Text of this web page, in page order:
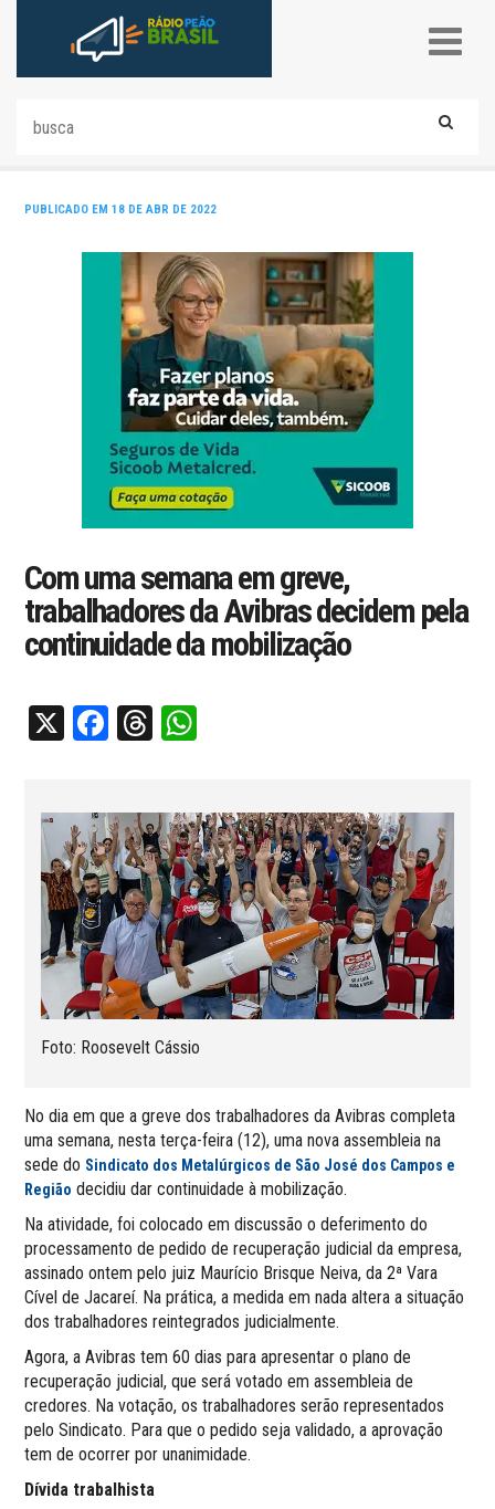
PUBLICADO EM 18 DE ABR DE 2022
Com uma semana em greve,
trabalhadores da Avibras decidem pela
continuidade da mobilização
X Facebook
Threads
Foto: Roosevelt Cássio
No dia em que a greve dos trabalhadores da Avibras completa
uma semana, nesta terça-feira (12), uma nova assembleia na
sede do Sindicato dos Metalúrgicos de São José dos Campos e
Região decidiu dar continuidade à mobilização.
Na atividade, foi colocado em discussão o deferimento do
processamento de pedido de recuperação judicial da empresa,
assinado ontem pelo juiz Maurício Brisque Neiva, da 2ª Vara
Cível de Jacareí. Na prática, a medida em nada altera a situação
dos trabalhadores reintegrados judicialmente.
Agora, a Avibras tem 60 dias para apresentar o plano de
recuperação judicial, que será votado em assembleia de
credores. Na votação, os trabalhadores serão representados
pelo Sindicato. Para que o pedido seja validado, a aprovação
tem de ocorrer por unanimidade.
Dívida trabalhista